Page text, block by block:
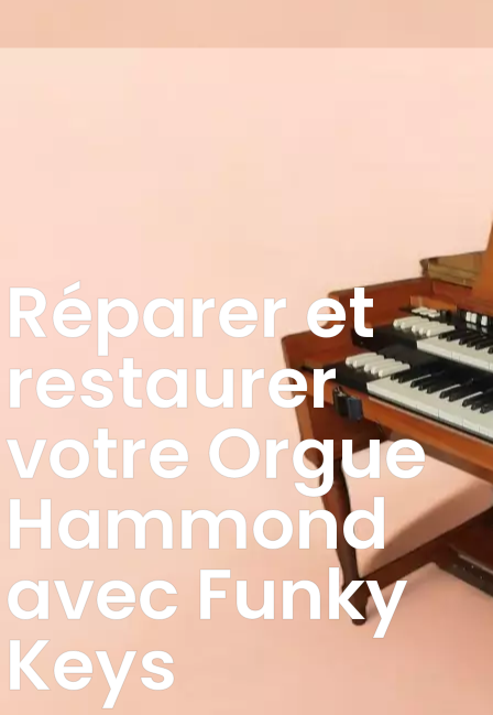
Réparer et
restaurer
votre Orgue
Hammond
avec Funky
Keys